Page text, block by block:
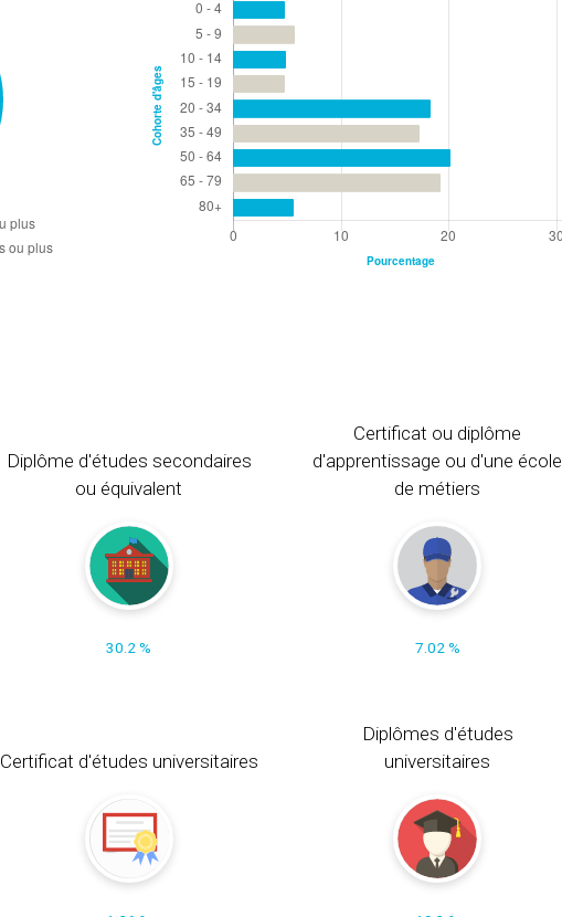
Diplôme d'études secondaires
ou équivalent
30.2 %
Certificat ou diplôme
d'apprentissage ou d'une école
de métiers
7.02 %
Certificat d'études universitaires
Diplômes d'études
universitaires